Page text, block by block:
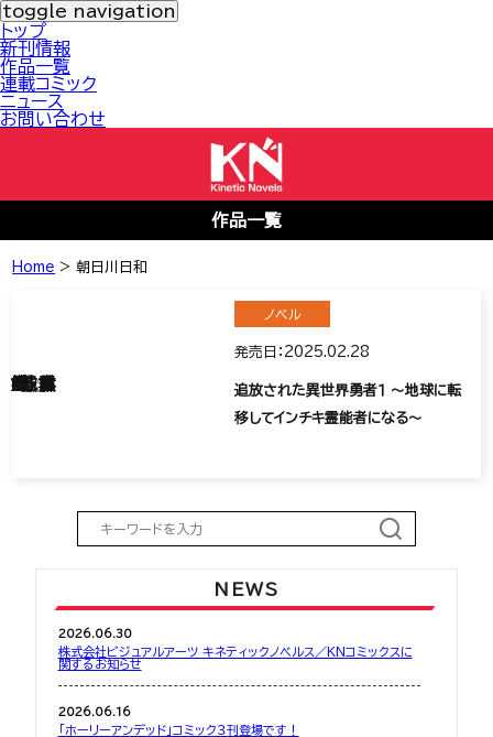
toggle navigation
トップ
新刊情報
作品一覧
連載コミック
ニュース
お問い合わせ
作品一覧
Home >朝日川日和
ノベル
発売日：2025.02.28
追放された異世界勇者１ ～地球に転
移してインチキ霊能者になる～
NEWS
2026.06.30
株式会社ビジュアルアーツ キネティックノベルス／KNコミックスに
関するお知らせ
2026.06.16
「ホーリーアンデッド」コミック３刊登場です！